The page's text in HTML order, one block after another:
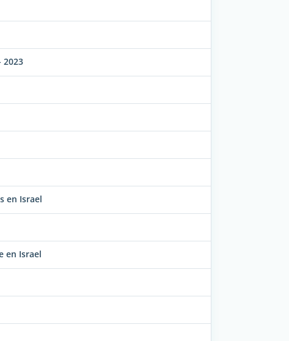
2023
en Israel
en Israel